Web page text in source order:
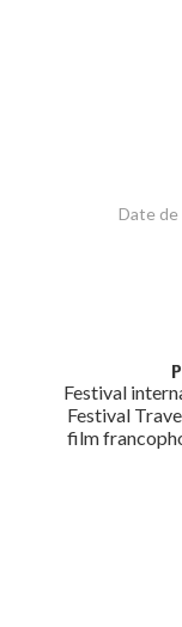
Date
Festival
Festival
film